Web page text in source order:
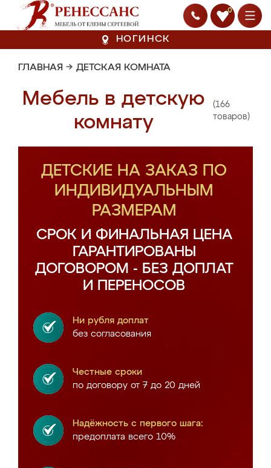
0
НОГИНСК
ГЛАВНАЯ → ДЕТСКАЯ КОМНАТА
Мебель в детскую
комнату
(166
товаров)
ДЕТСКИЕ НА ЗАКАЗ ПО
ИНДИВИДУАЛЬНЫМ
РАЗМЕРАМ
СРОК И ФИНАЛЬНАЯ ЦЕНА
ГАРАНТИРОВАНЫ
ДОГОВОРОМ - БЕЗ ДОПЛАТ
И ПЕРЕНОСОВ
Ни рубля доплат
без согласования
Честные сроки
по договору от 7 до 20 дней
Надёжность с первого шага:
предоплата всего 10%